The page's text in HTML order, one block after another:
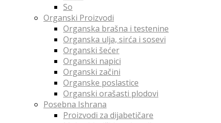
So
Organski Proizvodi
Organska brašna i testenine
Organska ulja, sirća i sosevi
Organski šećer
Organski napici
Organski začini
Organske poslastice
Organski orašasti plodovi
Posebna Ishrana
Proizvodi za dijabetičare